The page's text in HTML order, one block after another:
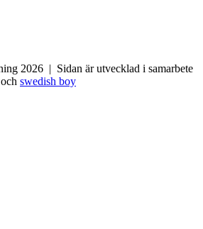
2026 | Sidan är utvecklad i samarbete
och swedish boy